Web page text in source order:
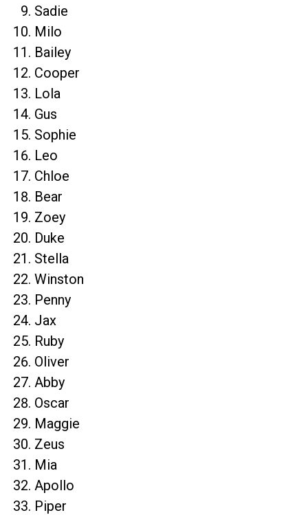
Sadie
Milo
Bailey
Cooper
Lola
Gus
Sophie
Leo
Chloe
Bear
Zoey
Duke
Stella
Winston
Penny
Jax
Ruby
Oliver
Abby
Oscar
Maggie
Zeus
Mia
Apollo
Piper